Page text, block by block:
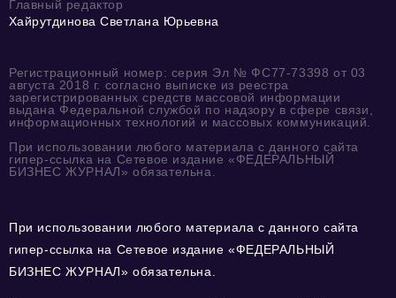
Главный редактор
Хайрутдинова Светлана Юрьевна
Регистрационный номер: серия Эл № ФС77-73398 от 03
августа 2018 г. согласно выписке из реестра
зарегистрированных средств массовой информации
выдана Федеральной службой по надзору в сфере связи,
информационных технологий и массовых коммуникаций.
При использовании любого материала с данного сайта
гипер-ссылка на Сетевое издание «ФЕДЕРАЛЬНЫЙ
БИЗНЕС ЖУРНАЛ» обязательна.
При использовании любого материала с данного сайта
гипер-ссылка на Сетевое издание «ФЕДЕРАЛЬНЫЙ
БИЗНЕС ЖУРНАЛ» обязательна.